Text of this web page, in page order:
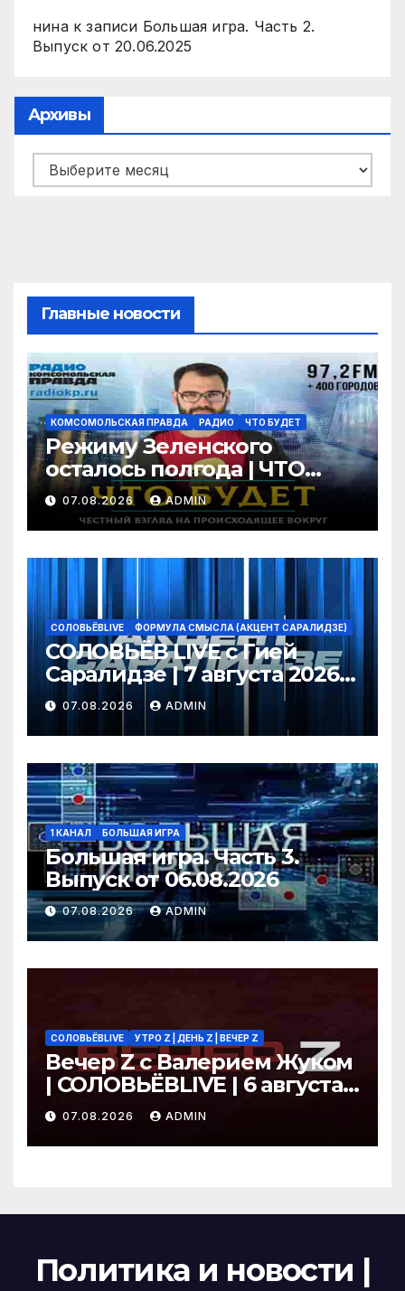
нинак записи Большая игра. Часть 2.
Выпуск от 20.06.2025
Архивы
Архивы
Главные новости
КОМСОМОЛЬСКАЯ ПРАВДА РАДИО ЧТО БУДЕТ
Режиму Зеленского
осталось полгода | ЧТО
БУДЕТ | 07.08.2026
07.08.2026 ADMIN
СОЛОВЬЁВLIVE ФОРМУЛА СМЫСЛА (АКЦЕНТ САРАЛИДЗЕ)
СОЛОВЬЁВ LIVE с Гией
Саралидзе | 7 августа 2026
года
07.08.2026 ADMIN
1 КАНАЛ БОЛЬШАЯ ИГРА
Большая игра. Часть 3.
Выпуск от 06.08.2026
07.08.2026 ADMIN
СОЛОВЬЁВLIVE УТРО Z | ДЕНЬ Z | ВЕЧЕР Z
Вечер Z с Валерием Жуком
| СОЛОВЬЁВLIVE | 6 августа
2026 года
07.08.2026 ADMIN
Политика и новости |